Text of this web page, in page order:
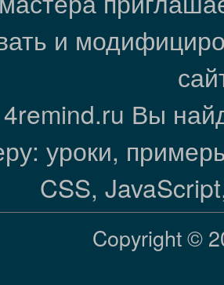
и
Вы
уроки,
CSS,
Copyright ©